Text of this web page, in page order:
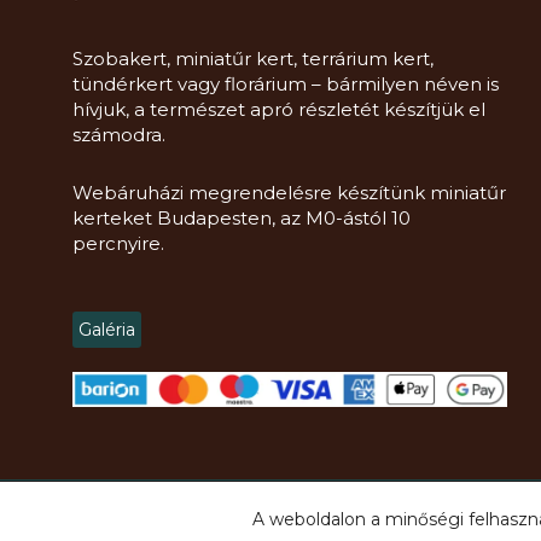
Szobakert, miniatűr kert, terrárium kert,
tündérkert vagy florárium – bármilyen néven is
hívjuk, a természet apró részletét készítjük el
számodra.
Webáruházi megrendelésre készítünk miniatűr
kerteket Budapesten, az M0-ástól 10
percnyire.
Galéria
A weboldalon a minőségi